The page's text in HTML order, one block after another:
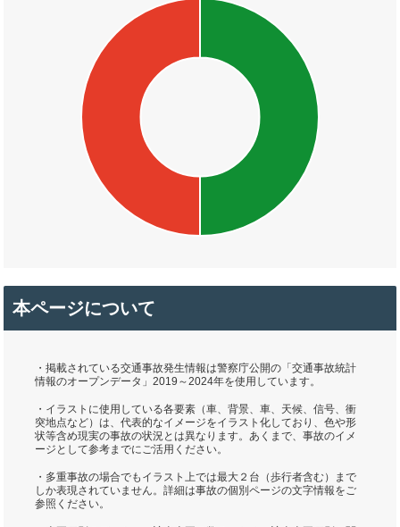
本ページについて
・掲載されている交通事故発生情報は警察庁公開の「交通事故統計
情報のオープンデータ」2019～2024年を使用しています。
・イラストに使用している各要素（車、背景、車、天候、信号、衝
突地点など）は、代表的なイメージをイラスト化しており、色や形
状等含め現実の事故の状況とは異なります。あくまで、事故のイメ
ージとして参考までにご活用ください。
・多重事故の場合でもイラスト上では最大２台（歩行者含む）まで
しか表現されていません。詳細は事故の個別ページの文字情報をご
参照ください。